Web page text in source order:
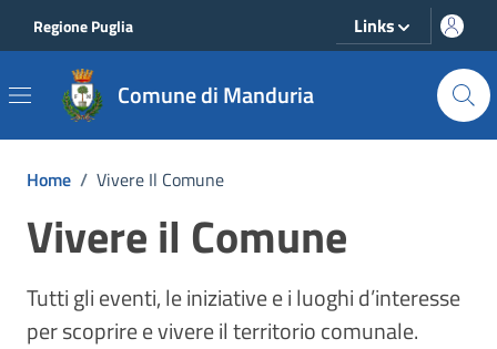
Regione Puglia Links
Comune di Manduria
Home / Vivere Il Comune
Vivere il Comune
Tutti gli eventi, le iniziative e i luoghi d’interesse
per scoprire e vivere il territorio comunale.